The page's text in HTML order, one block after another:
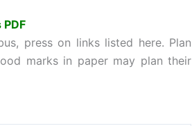
press on links listed here. Plan
marks in paper may plan their